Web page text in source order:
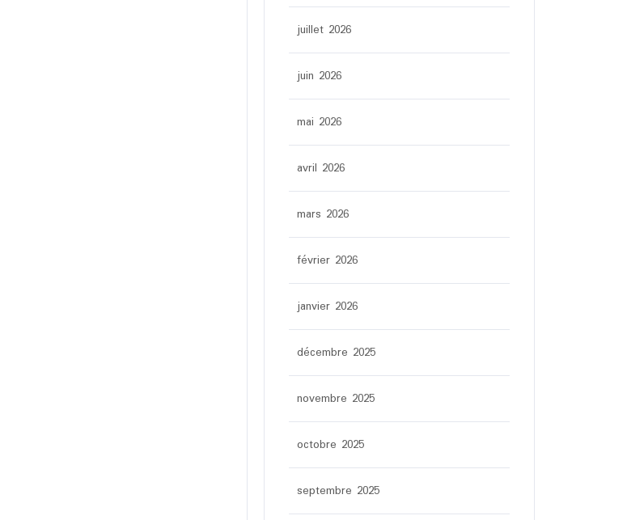
juillet 2026
juin 2026
mai 2026
avril 2026
mars 2026
février 2026
janvier 2026
décembre 2025
novembre 2025
octobre 2025
septembre 2025